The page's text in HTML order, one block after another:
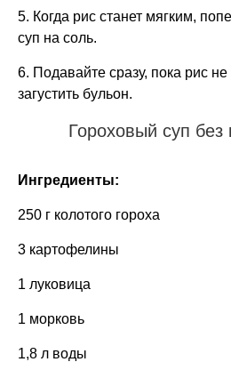
5. Когда рис станет мягким,
суп на соль.
6. Подавайте сразу, пока рис
загустить бульон.
Гороховый суп без
Ингредиенты:
250 г колотого гороха
3 картофелины
1 луковица
1 морковь
1,8 л воды